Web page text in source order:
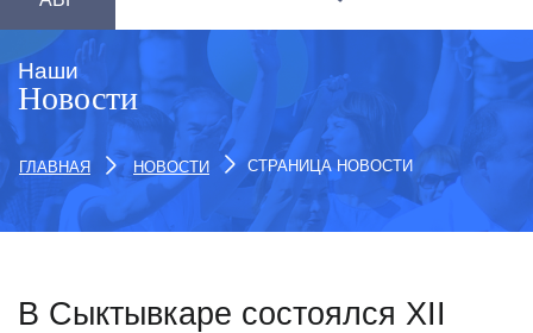
Наши
Новости
ГЛАВНАЯ НОВОСТИ СТРАНИЦА НОВОСТИ
В Сыктывкаре состоялся XII